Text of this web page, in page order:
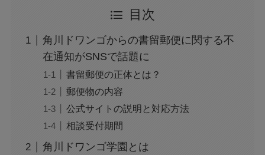
らえる？引換時の注意点も解説
広末涼子の薬物使用疑惑：事故と逮捕の真相を
トランプの関税で何が変わる？関税についても
目次
角川ドワンゴからの書留郵便に関する不
在通知がSNSで話題に
書留郵便の正体とは？
郵便物の内容
公式サイトの説明と対応方法
相談受付期間
角川ドワンゴ学園とは